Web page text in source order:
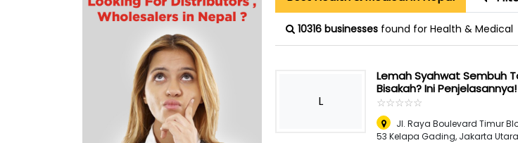
10316 businesses found for Health & Medical
L
Lemah Syahwat Sembuh
Bisakah? Ini Penjelasannya!
☆☆☆☆☆
★★★★★
Jl. Raya Boulevard Timur
53 Kelapa Gading, Jakarta